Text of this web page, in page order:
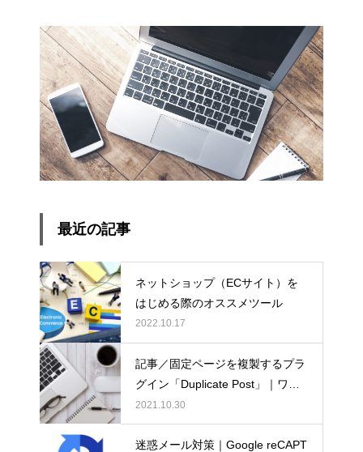
最近の記事
ネットショップ（ECサイト）を
はじめる際のオススメツール
2022.10.17
記事／固定ページを複製するプラ
グイン「Duplicate Post」｜ワー
ドプレス
2021.10.30
迷惑メール対策｜Google reCAPT